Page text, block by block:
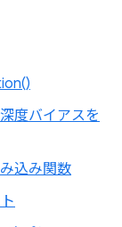
度バイアスを
込み関数